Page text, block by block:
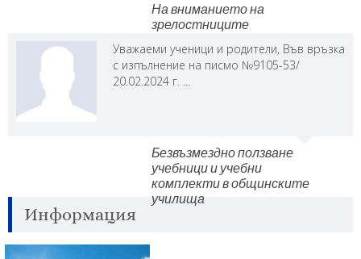
На вниманието на
зрелостниците
Уважаеми ученици и родители, Във връзка
с изпълнение на писмо №9105-53/
20.02.2024 г. ...
Безвъзмездно ползване
учебници и учебни
комплекти в общинските
училища
Информация